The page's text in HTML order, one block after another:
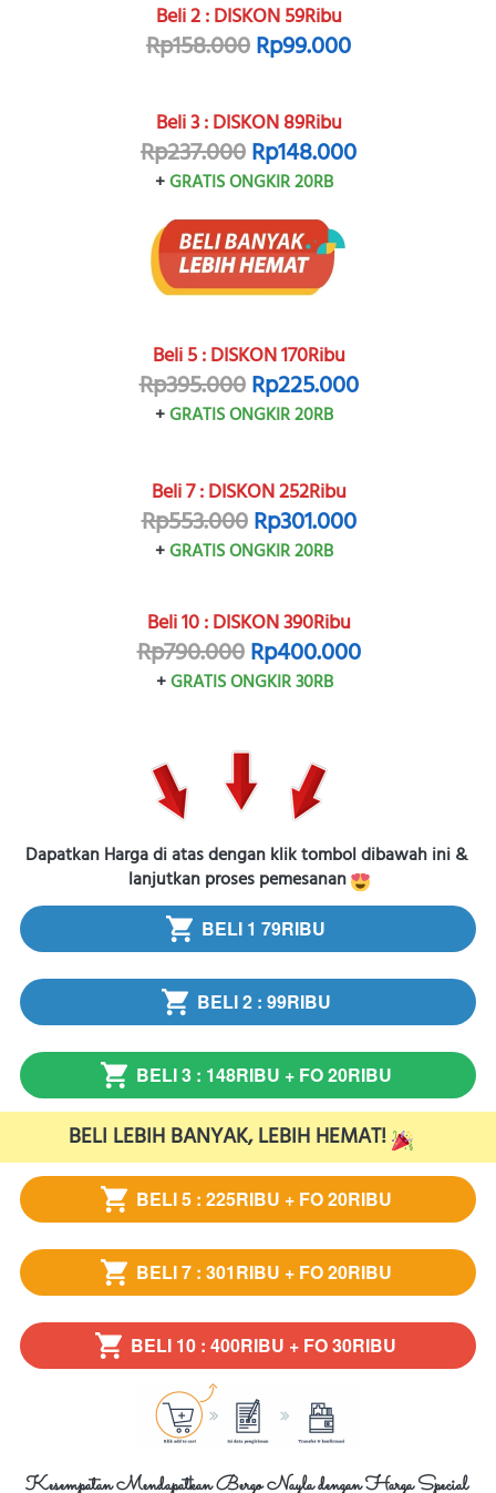
Beli 2 : DISKON 59Ribu
Rp158.000Rp99.000
Beli 3 : DISKON 89Ribu
Rp237.000Rp148.000
+ GRATIS ONGKIR 20RB
Beli 5 : DISKON 170Ribu
Rp395.000Rp225.000
+ GRATIS ONGKIR 20RB
Beli 7 : DISKON 252Ribu
Rp553.000Rp301.000
+ GRATIS ONGKIR 20RB
Beli 10 : DISKON 390Ribu
Rp790.000Rp400.000
+ GRATIS ONGKIR 30RB
Dapatkan Harga di atas dengan klik tombol dibawah ini &
lanjutkan proses pemesanan
` BELI 1 79RIBU
` BELI 2 : 99RIBU
` BELI 3 : 148RIBU + FO 20RIBU
BELI LEBIH BANYAK, LEBIH HEMAT!
` BELI 5 : 225RIBU + FO 20RIBU
` BELI 7 : 301RIBU + FO 20RIBU
` BELI 10 : 400RIBU + FO 30RIBU
Kesempatan Mendapatkan Bergo Nayla dengan Harga Special